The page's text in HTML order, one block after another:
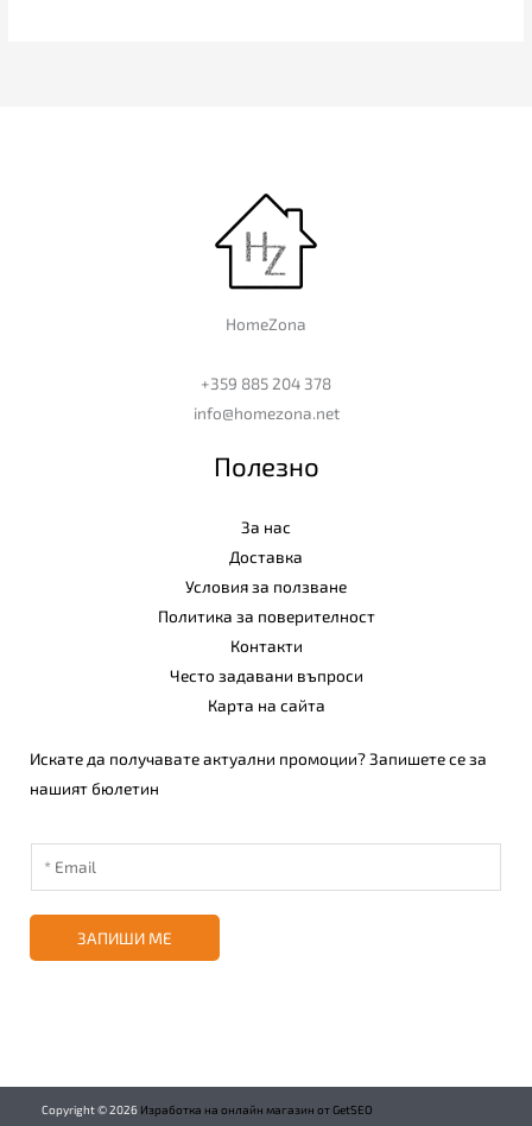
HomeZona
+359 885 204 378
info@homezona.net
Полезно
За нас
Доставка
Условия за ползване
Политика за поверителност
Контакти
Често задавани въпроси
Карта на сайта
Искате да получавате актуални промоции? Запишете се за
нашият бюлетин
ЗАПИШИ МЕ
Copyright ©2026 Изработка на онлайн магазин от GetSEO